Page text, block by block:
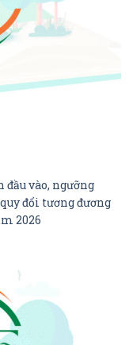
đầu vào, ngưỡng
đổi tương đương
2026